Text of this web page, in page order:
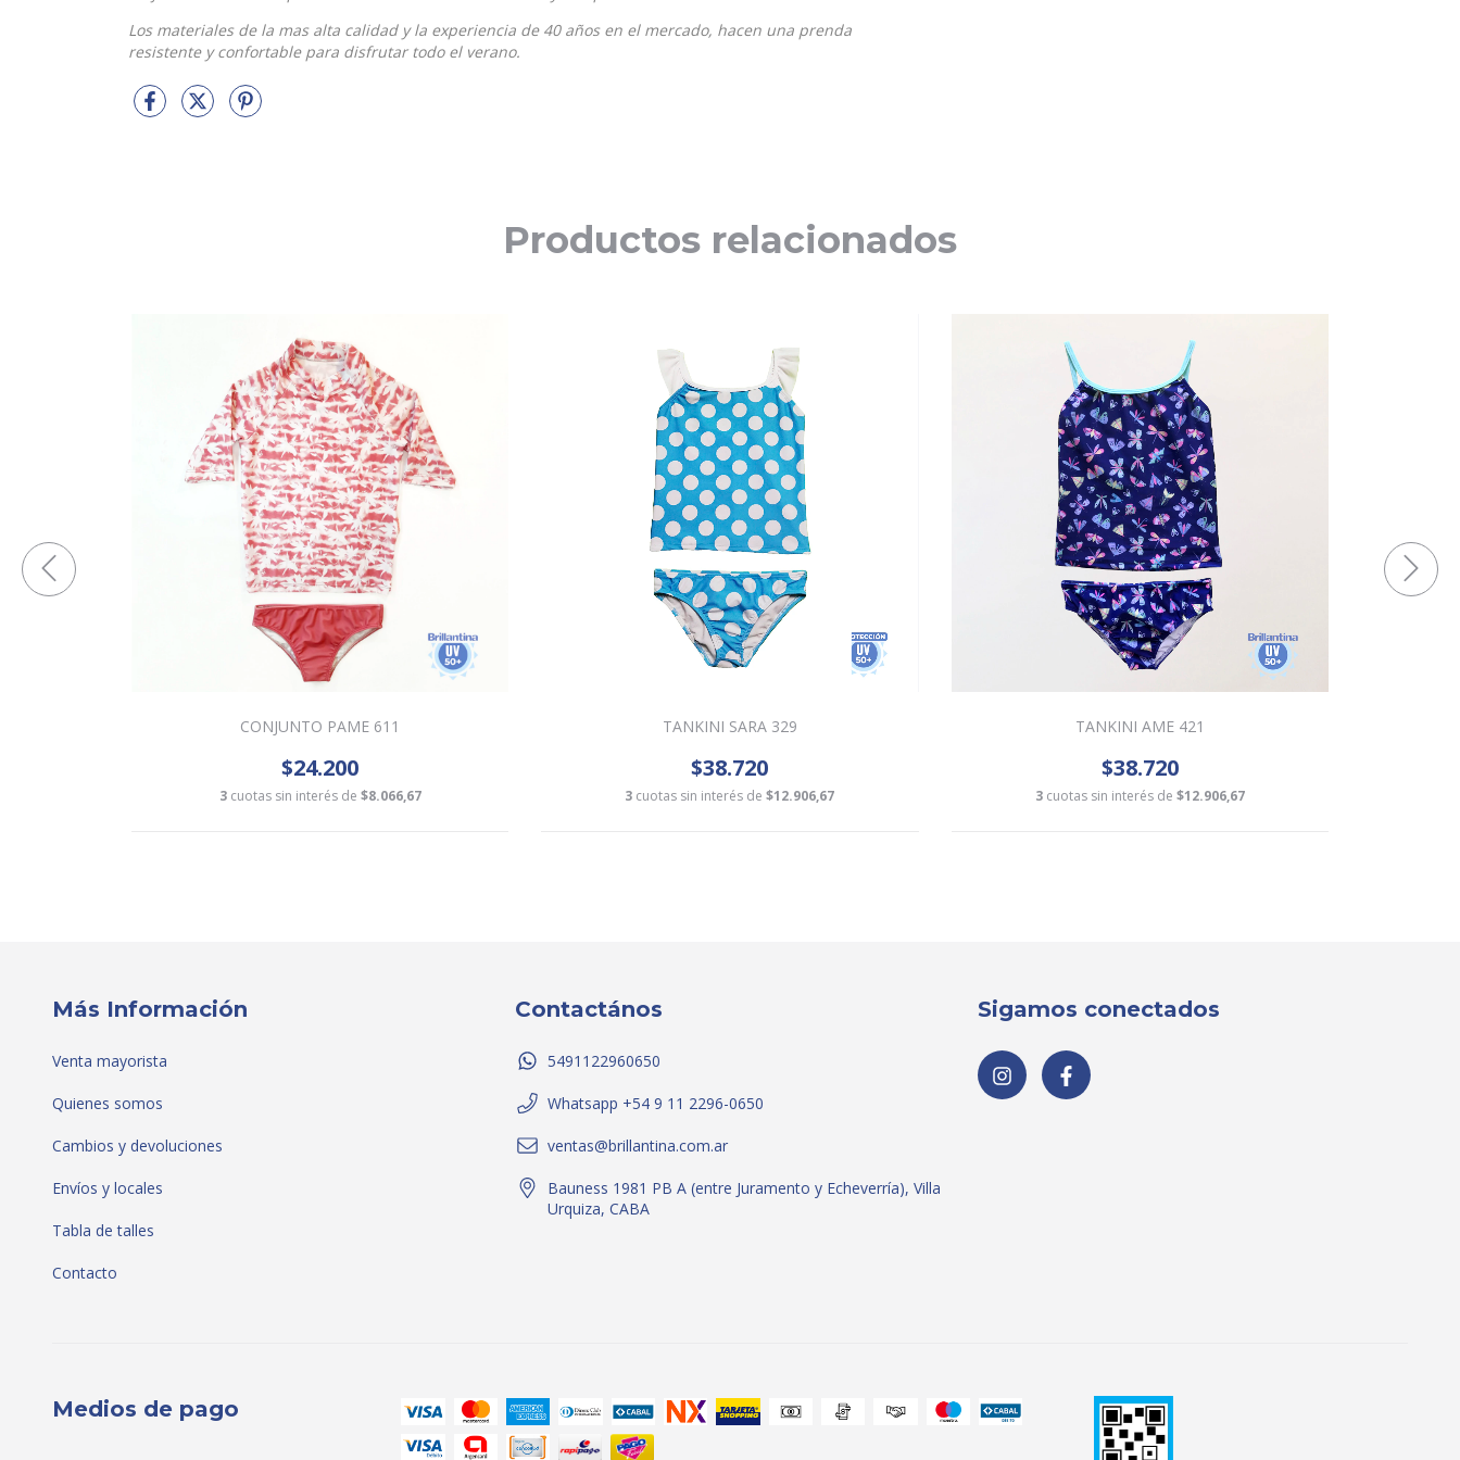
Los materiales de la mas alta calidad y la experiencia de 40 años en el mercado, hacen una prenda
resistente y confortable para disfrutar todo el verano.
Productos relacionados
CONJUNTO PAME 611
$24.200
3 cuotas sin interés de $8.066,67
TANKINI SARA 329
$38.720
3 cuotas sin interés de$12.906,67
TANKINI AME 421
$38.720
3 cuotas sin interés de $12.906,67
Más Información
Venta mayorista
Quienes somos
Cambios y devoluciones
Envíos y locales
Tabla de talles
Contacto
Contactános
5491122960650
Whatsapp +54 9 11 2296-0650
ventas@brillantina.com.ar
Bauness 1981 PB A (entre Juramento y Echeverría), Villa
Urquiza, CABA
Sigamos conectados
Medios de pago